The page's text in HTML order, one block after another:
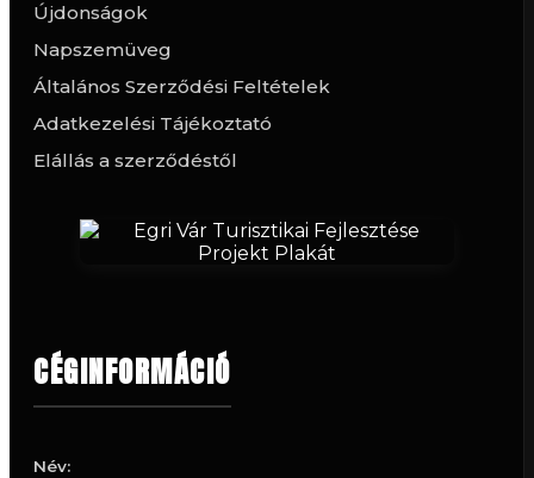
Újdonságok
Napszemüveg
Általános Szerződési Feltételek
Adatkezelési Tájékoztató
Elállás a szerződéstől
CÉGINFORMÁCIÓ
Név: